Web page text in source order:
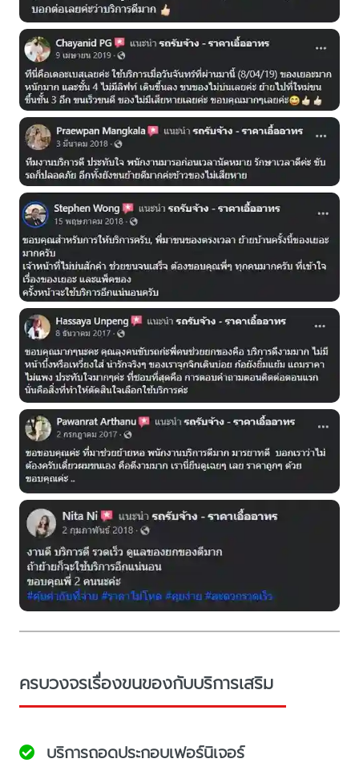
ครบวงจรเรื่องขนของกับบริการเสริม
บริการถอดประกอบเฟอร์นิเจอร์